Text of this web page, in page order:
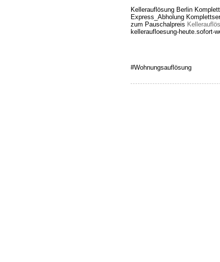
Kellerauflösung Berlin
Express_Abholung
zum Pauschalpreis
kelleraufloesung-heute.sofort-
#Wohnungsauflösung